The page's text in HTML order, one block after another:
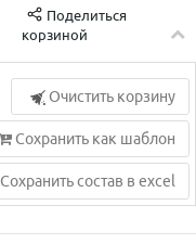
Поделиться
корзиной
Очистить корзину
Сохранить как шаблон
Сохранить состав в excel